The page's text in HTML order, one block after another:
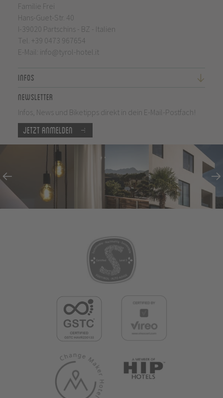
Familie Frei
Hans-Guet-Str. 40
I-39020 Partschins - BZ - Italien
Tel. +39 0473 967654
E-Mail: info@tyrol-hotel.it
Infos
Newsletter
Infos, News und Biketipps direkt in dein E-Mail-Postfach!
Jetzt anmelden